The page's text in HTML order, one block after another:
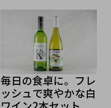
毎日の食卓に。フレ
ッシュで爽やかな白